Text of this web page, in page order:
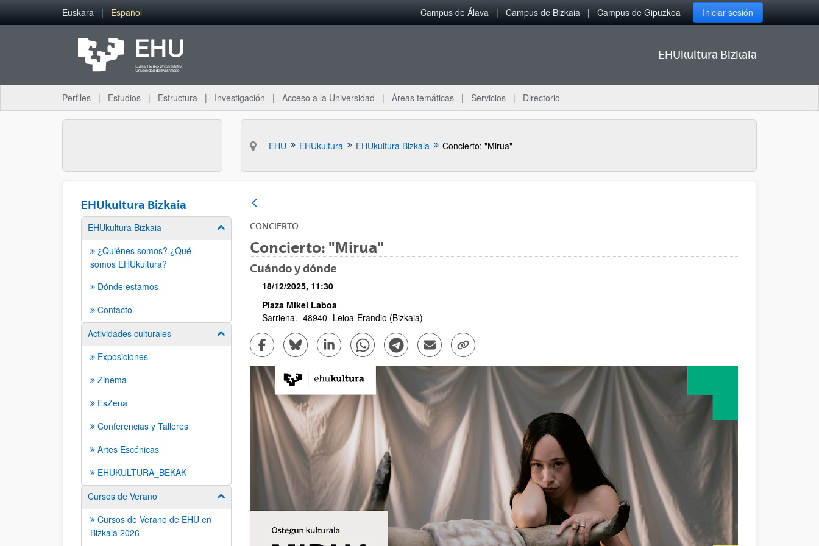
Saltar al contenido principal
Euskara Español Campus de Álava Campus de Bizkaia Campus de Gipuzkoa Iniciar sesión
EHUkultura Bizkaia
Perfiles Estudios Estructura Investigación Acceso a la Universidad Áreas temáticas Servicios Directorio
EHU EHUkultura EHUkultura Bizkaia Concierto: "Mirua"
EHUkultura Bizkaia
EHUkultura Bizkaia Mostrar/ocultar subpáginas
¿Quiénes somos? ¿Qué
somos EHUkultura?
Dónde estamos
Contacto
Actividades culturales
Mostrar/ocultar subpáginas
Exposiciones
Zinema
EsZena
Conferencias y Talleres
Artes Escénicas
EHUKULTURA_BEKAK
Cursos de Verano
Mostrar/ocultar subpáginas
Cursos de Verano de EHU en
Bizkaia 2026
CONCIERTO
Concierto: "Mirua"
Cuándo y dónde
18/12/2025, 11:30
Plaza Mikel Laboa
Sarriena. -48940- Leioa-Erandio (Bizkaia)
Compartir en Facebook - (Abre una nueva ventana)
Compartir en Bluesky - (Abre una nueva ventana)
Compartir en Linkedin - (Abre una nueva ventana)
Compartir en Whatsapp - (Abre una nueva ventana)
Compartir en Telegram - (Abre una nueva ventana)
Enviar por correo electrónico - (Abre una nueva ventana)
Copiar enlace - (Abre una nueva ventana)